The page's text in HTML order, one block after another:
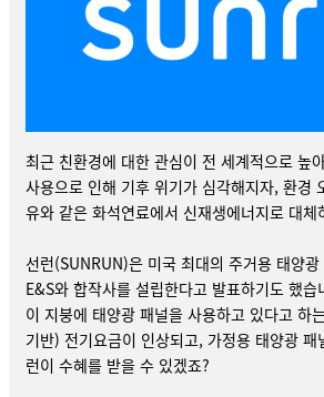
최근 친환경에 대한 관심이 전 세계적으로 높
사용으로 인해 기후 위기가 심각해지자, 환경
유와 같은 화석연료에서 신재생에너지로 대체
선런(SUNRUN)은 미국 최대의 주거용 태양
E&S와 합작사를 설립한다고 발표하기도 했습
이 지붕에 태양광 패널을 사용하고 있다고 하
기반) 전기요금이 인상되고, 가정용 태양광
런이 수혜를 받을 수 있겠죠?